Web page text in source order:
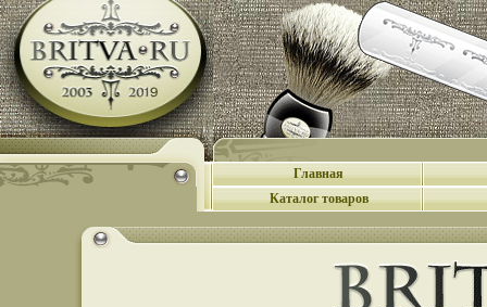
Главная
Каталог товаров